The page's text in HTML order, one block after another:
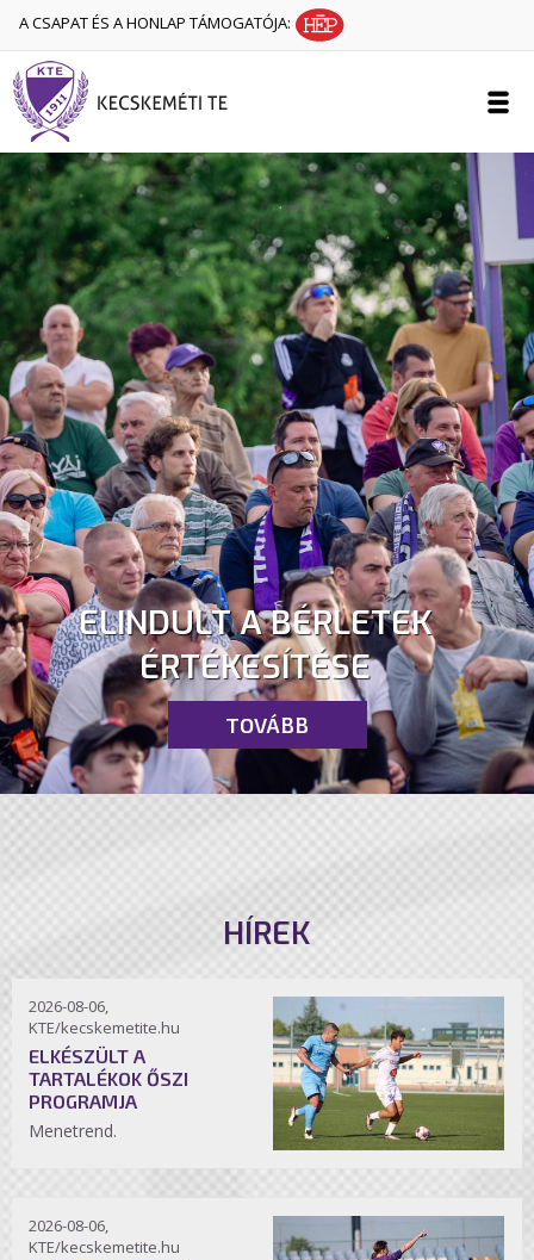
A CSAPAT ÉS A HONLAP TÁMOGATÓJA:
ELINDULT A BÉRLETEK
ÉRTÉKESÍTÉSE
TOVÁBB
HÍREK
2026-08-06,
KTE/kecskemetite.hu
ELKÉSZÜLT A
TARTALÉKOK ŐSZI
PROGRAMJA
Menetrend.
2026-08-06,
KTE/kecskemetite.hu